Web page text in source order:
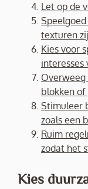
Let op de
texturen
Kies voor
interesses
Overweeg
blokken of
Stimuleer
zoals een
Ruim
zodat het
Kies